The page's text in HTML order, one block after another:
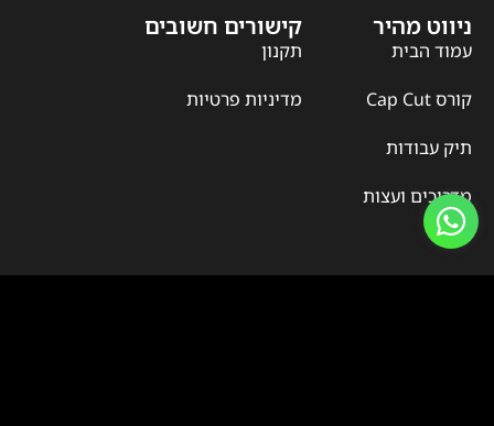
ניווט מהיר
עמוד הבית
קורס Cap Cut
תיק עבודות
מדריכים ועצות
קישורים חשובים
תקנון
מדיניות פרטיות